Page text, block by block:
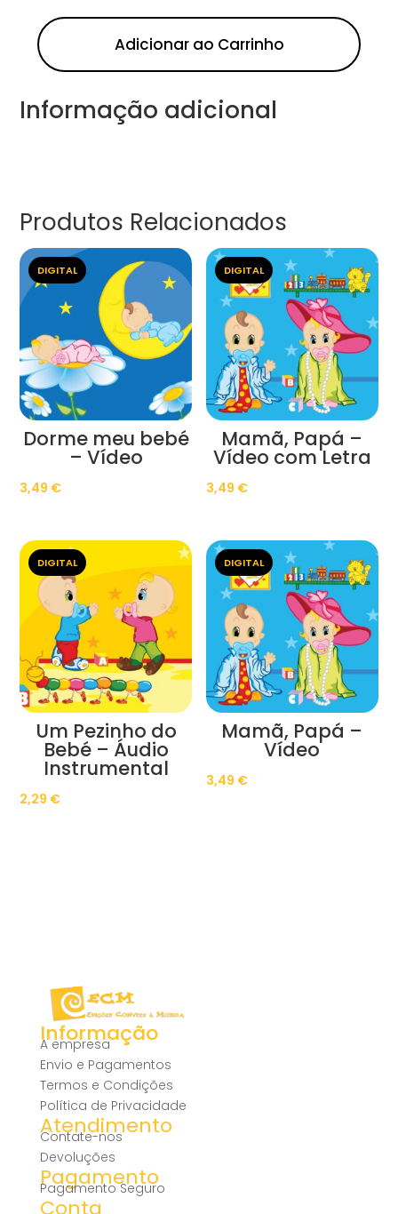
Adicionar ao Carrinho
Informação adicional
Produtos Relacionados
DIGITAL
Dorme meu bebé
– Vídeo
3,49 €
DIGITAL
Mamã, Papá –
Vídeo com Letra
3,49 €
DIGITAL
Um Pezinho do
Bebé – Áudio
Instrumental
2,29 €
DIGITAL
Mamã, Papá –
Vídeo
3,49 €
Informação
A empresa
Envio e Pagamentos
Termos e Condições
Política de Privacidade
Atendimento
Contate-nos
Devoluções
Pagamento
Pagamento Seguro
Conta